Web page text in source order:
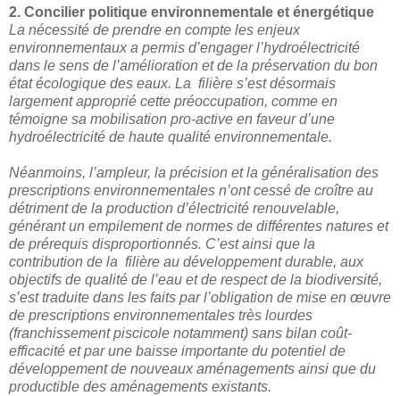
2. Concilier politique environnementale et énergétique
La nécessité de prendre en compte les enjeux
environnementaux a permis d’engager l’hydroélectricité
dans le sens de l’amélioration et de la préservation du bon
état écologique des eaux. La filière s’est désormais
largement approprié cette préoccupation, comme en
témoigne sa mobilisation pro-active en faveur d’une
hydroélectricité de haute qualité environnementale.
Néanmoins, l’ampleur, la précision et la généralisation des
prescriptions environnementales n’ont cessé de croître au
détriment de la production d’électricité renouvelable,
générant un empilement de normes de différentes natures et
de prérequis disproportionnés. C’est ainsi que la
contribution de la filière au développement durable, aux
objectifs de qualité de l’eau et de respect de la biodiversité,
s’est traduite dans les faits par l’obligation de mise en œuvre
de prescriptions environnementales très lourdes
(franchissement piscicole notamment) sans bilan coût-
efficacité et par une baisse importante du potentiel de
développement de nouveaux aménagements ainsi que du
productible des aménagements existants.